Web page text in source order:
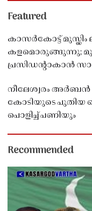
Featured
കാസർകോട്ട് മുസ്ലിം
കളമൊരുങ്ങുന്നു;
പ്രസിഡൻ്റാകാൻ
നീലേശ്വരം അർബൻ
കോടിയുടെ പുതിയ
പൊളിച്ച് പണിയും
Recommended